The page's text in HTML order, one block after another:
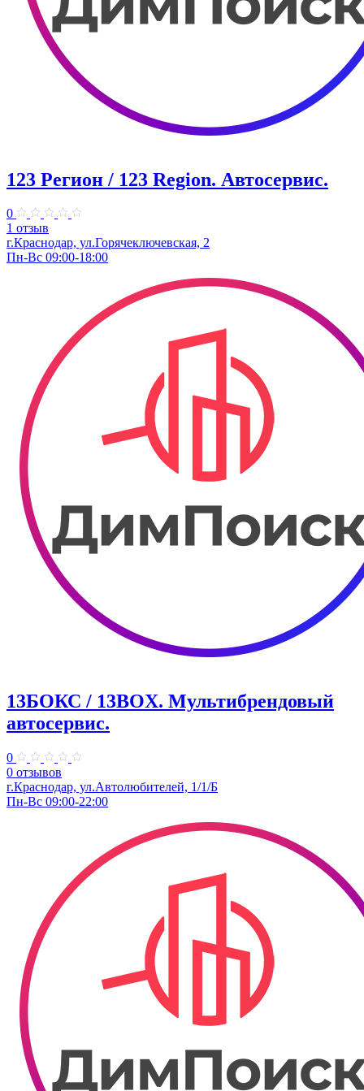
123 Регион / 123 Region. Автосервис.
0
1 отзыв
г.Краснодар, ул.Горячеключевская, 2
Пн-Вс 09:00-18:00
13БОКС / 13BOX. ​Мультибрендовый
автосервис.
0
0 отзывов
г.Краснодар, ул.Автолюбителей, 1/1/Б
Пн-Вс 09:00-22:00